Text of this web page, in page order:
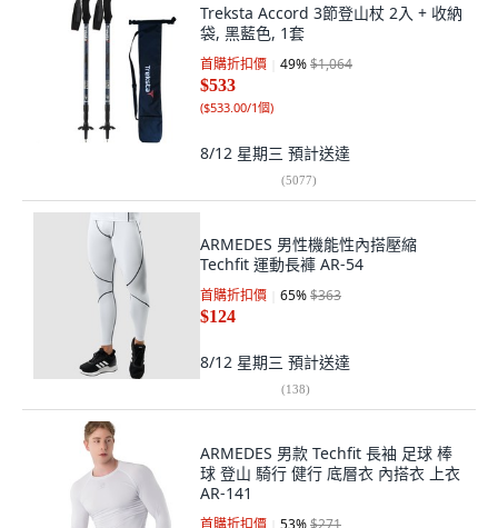
Treksta Accord 3節登山杖 2入 + 收納
袋, 黑藍色, 1套
首購折扣價 49%$1,064
$533
($533.00/1個)
8/12 星期三 預計送達
(5077)
ARMEDES 男性機能性內搭壓縮
Techfit 運動長褲 AR-54
首購折扣價 65%$363
$124
8/12 星期三 預計送達
(138)
ARMEDES 男款 Techfit 長袖 足球 棒
球 登山 騎行 健行 底層衣 內搭衣 上衣
AR-141
首購折扣價 53%$271